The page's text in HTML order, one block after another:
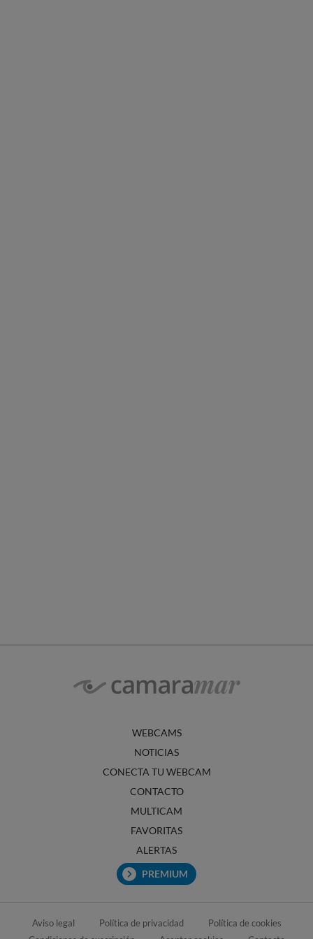
WEBCAMS
NOTICIAS
CONECTA TU WEBCAM
CONTACTO
MULTICAM
FAVORITAS
ALERTAS
PREMIUM
Aviso legal Política de privacidad
Política de cookies